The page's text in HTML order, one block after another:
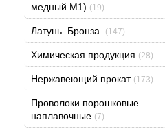
медный М1) (19)
Латунь. Бронза. (147)
Химическая продукция (28)
Нержавеющий прокат (173)
Проволоки порошковые
наплавочные (7)